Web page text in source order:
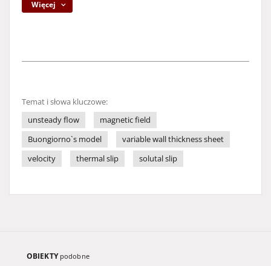
Więcej
Temat i słowa kluczowe:
unsteady flow
magnetic field
Buongiorno`s model
variable wall thickness sheet
velocity
thermal slip solutal slip
OBIEKTY podobne